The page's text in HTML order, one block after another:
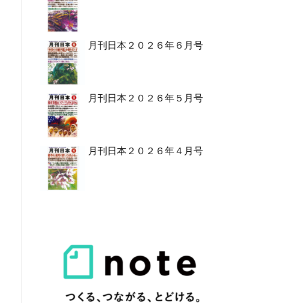
月刊日本２０２６年６月号
月刊日本２０２６年５月号
月刊日本２０２６年４月号